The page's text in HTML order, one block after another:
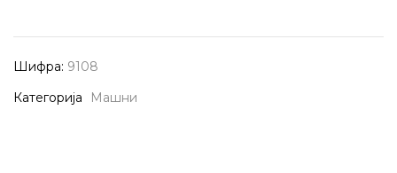
Шифра: 9108
Категорија
Машни